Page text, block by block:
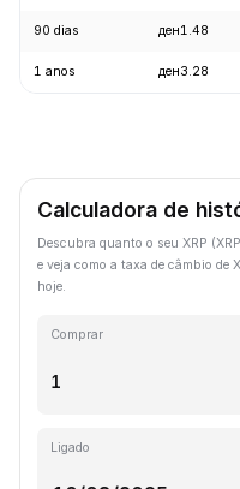
90 dias ден1.48
1 anos ден3.28
Calculadora de
Descubra quanto o seu XRP
e veja como a taxa de câmbio de
hoje.
Comprar
Ligado